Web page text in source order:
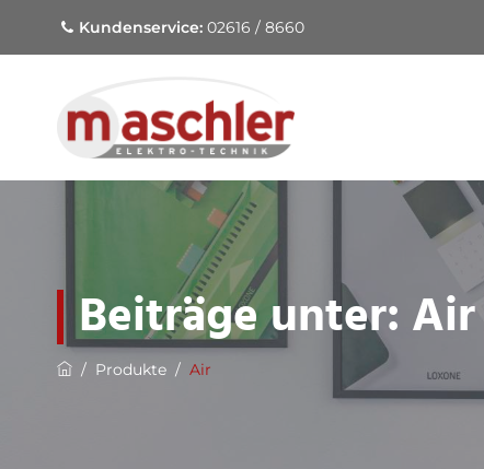
Kundenservice: 02616 / 8660
Beiträge unter: Air
/ Produkte / Air